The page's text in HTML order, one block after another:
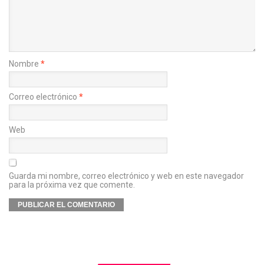
Nombre *
Correo electrónico *
Web
Guarda mi nombre, correo electrónico y web en este navegador
para la próxima vez que comente.